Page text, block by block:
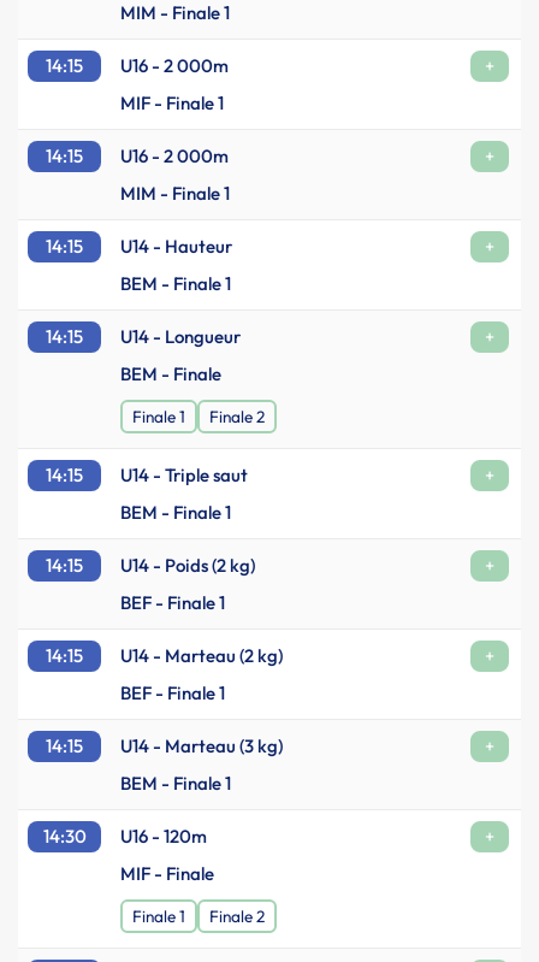
MIM - Finale 1
14:15 U16 - 2 000m
+
MIF - Finale 1
14:15 U16 - 2 000m
+
MIM - Finale 1
14:15 U14 - Hauteur
+
BEM - Finale 1
14:15 U14 - Longueur
+
BEM - Finale
Finale 1 Finale 2
14:15 U14 - Triple saut
+
BEM - Finale 1
14:15 U14 - Poids (2 kg)
+
BEF - Finale 1
14:15 U14 - Marteau (2 kg)
+
BEF - Finale 1
14:15 U14 - Marteau (3 kg)
+
BEM - Finale 1
14:30 U16 - 120m
+
MIF - Finale
Finale 1 Finale 2